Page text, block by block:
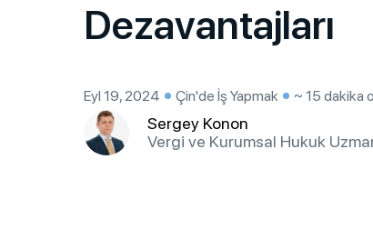
Dezavantajları
Eyl 19, 2024 Çin'de İş Yapmak ~ 15 dakika
Sergey Konon
Vergi ve Kurumsal Hukuk